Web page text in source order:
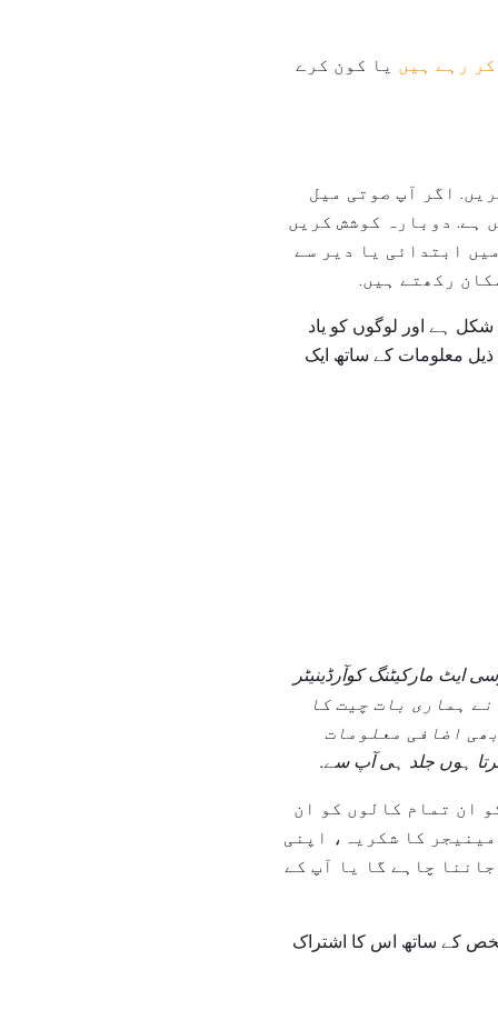
رہے ہیں یا کون کرے
کریں. اگر آپ صوتی میل
ہے. دوبارہ کوشش کریں
ابتدائی یا دیر سے
رکھتے ہیں.
ہے اور لوگوں کو یاد
ذیل معلومات کے ساتھ ایک
ایٹ مارکیٹنگ کوآرڈینیٹر
نے ہماری بات چیت کا
اضافی معلومات
ہوں جلد ہی آپ سے.
ان تمام کالوں کو ان
کا شکریہ، اپنی
چاہے گا یا آپ کے
شخص کے ساتھ اس کا اشتراک